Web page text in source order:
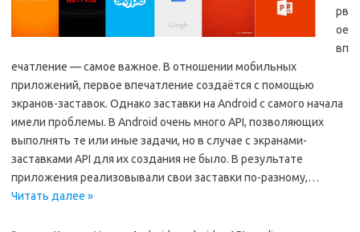
рв
ое
вп
ечатление — самое важное. В отношении мобильных
приложений, первое впечатление создаётся с помощью
экранов-заставок. Однако заставки на Android с самого начала
имели проблемы. В Android очень много API, позволяющих
выполнять те или иные задачи, но в случае с экранами-
заставками API для их создания не было. В результате
приложения реализовывали свои заставки по-разному,…
Читать далее »